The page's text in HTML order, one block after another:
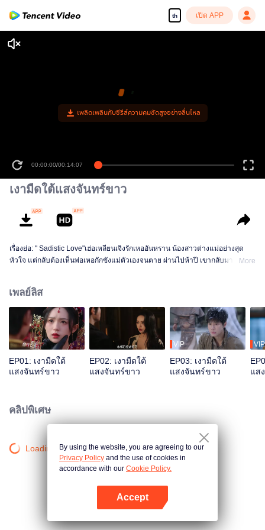
th เปิด APP
เงามืดใต้แสงจันทร์ขาว
เรื่องย่อ: " Sadistic Love"เฮ่อเหลียนเจิงรักเหออันหราน น้องสาวต่างแม่อย่างสุด
หัวใจ แต่กลับต้องเห็นพ่อเหอกักขังแม่ตัวเองจนตาย ผ่านไปห้าปี เขากลับมาใน
กลายเป็นคนขาพิการเพราะเขา หลายปีผ่านไป เมื่อทั้งคู่พบกันอีกครั้ง ภายใต้หน้า
ฉากการแสดงอันงดงามของหม่อหยู่ถัง กลับซ่อนความเกลียดชังที่สาหัสเหมือนน้ำ
More
เพลย์ลิส
EP01: เงามืดใต้
แสงจันทร์ขาว
EP02: เงามืดใต้
แสงจันทร์ขาว
VIP
EP03: เงามืดใต้
แสงจันทร์ขาว
VIP
แส
คลิปพิเศษ
Loading…By using the website, you are agreeing to our
Privacy Policy and the use of cookies in
accordance with our Cookie Policy.
Accept